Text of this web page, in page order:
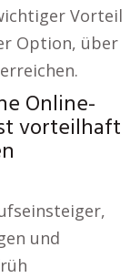
Vorteil
Option, über
Online-
vorteilhaft
und